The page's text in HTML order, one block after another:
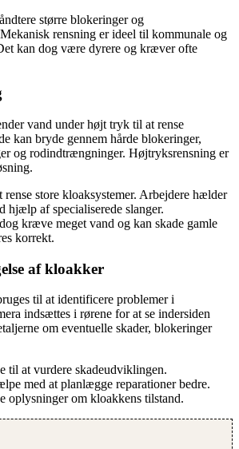
større blokeringer og
rensning er ideel til kommunale og
kan dog være dyrere og kræver ofte
vand under højt tryk til at rense
kan bryde gennem hårde blokeringer,
og rodindtrængninger. Højtryksrensning er
store kloaksystemer. Arbejdere hælder
hjælp af specialiserede slanger.
kræve meget vand og kan skade gamle
korrekt.
af kloakker
til at identificere problemer i
indsættes i rørene for at se indersiden
om eventuelle skader, blokeringer
til at vurdere skadeudviklingen.
med at planlægge reparationer bedre.
oplysninger om kloakkens tilstand.